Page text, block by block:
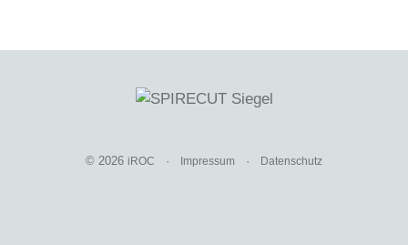
© 2026 iROC · Impressum · Datenschutz